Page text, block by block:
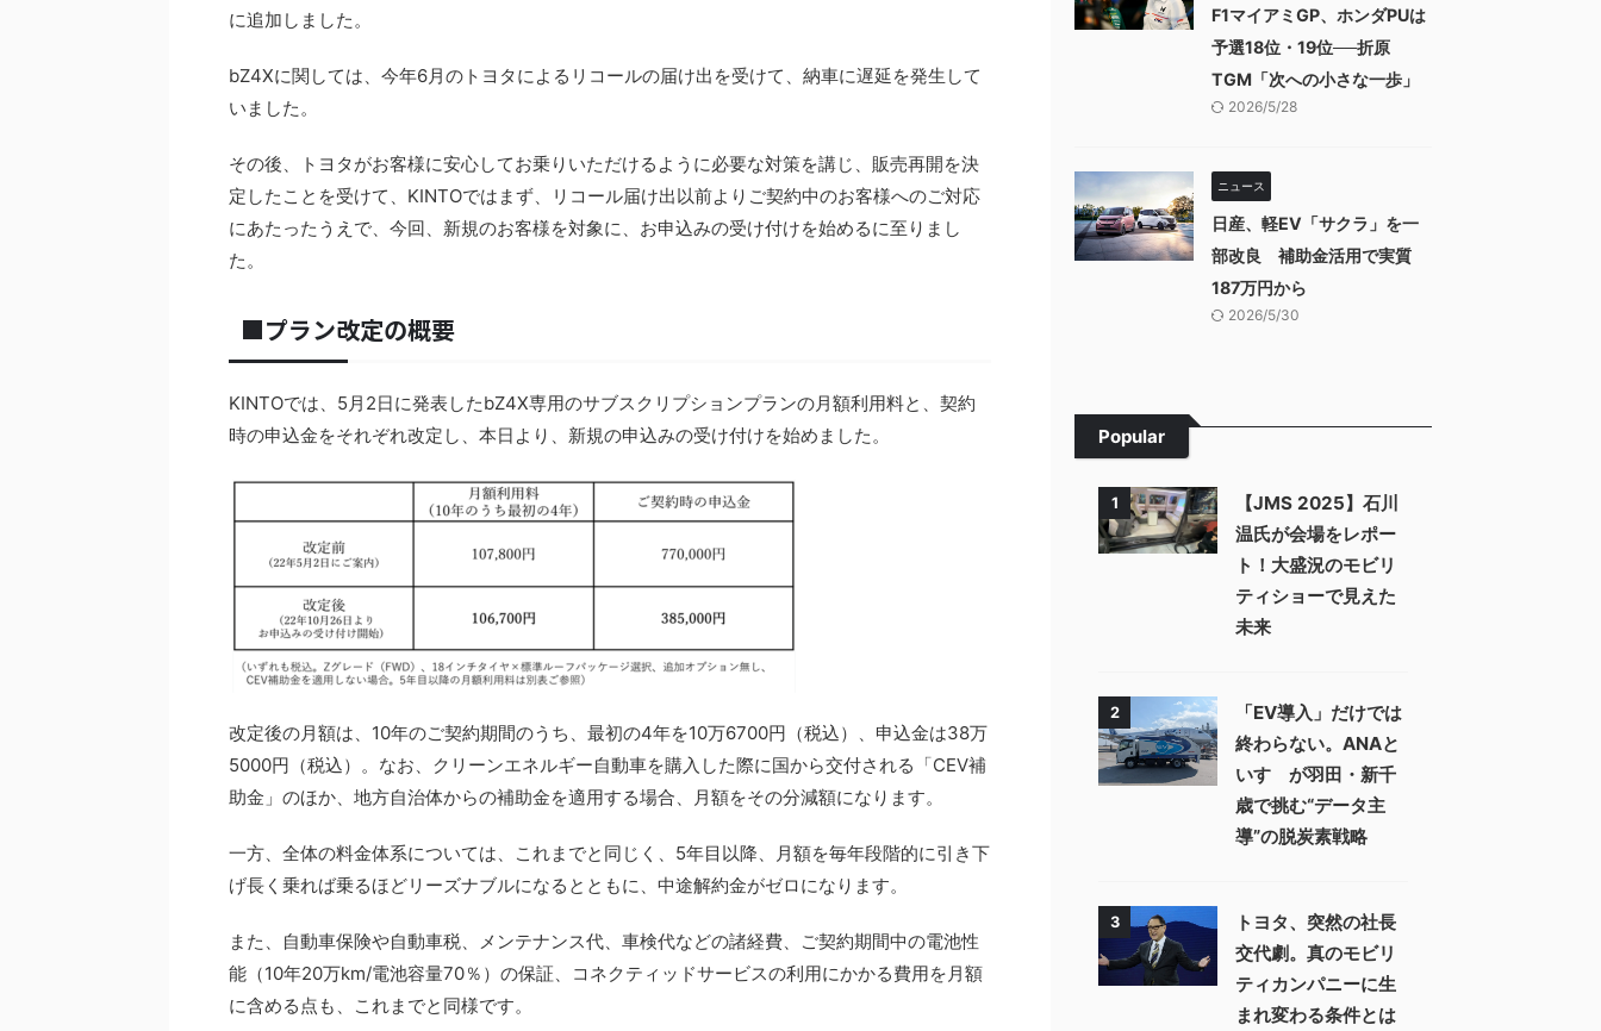
に追加しました。
bZ4Xに関しては、今年6月のトヨタによるリコールの届け出を受けて、納車に遅延を発生して
いました。
その後、トヨタがお客様に安心してお乗りいただけるように必要な対策を講じ、販売再開を決
定したことを受けて、KINTOではまず、リコール届け出以前よりご契約中のお客様へのご対応
にあたったうえで、今回、新規のお客様を対象に、お申込みの受け付けを始めるに至りまし
た。
■プラン改定の概要
KINTOでは、5月2日に発表したbZ4X専用のサブスクリプションプランの月額利用料と、契約
時の申込金をそれぞれ改定し、本日より、新規の申込みの受け付けを始めました。
改定後の月額は、10年のご契約期間のうち、最初の4年を10万6700円（税込）、申込金は38万
5000円（税込）。なお、クリーンエネルギー自動車を購入した際に国から交付される「CEV補
助金」のほか、地方自治体からの補助金を適用する場合、月額をその分減額になります。
一方、全体の料金体系については、これまでと同じく、5年目以降、月額を毎年段階的に引き下
げ長く乗れば乗るほどリーズナブルになるとともに、中途解約金がゼロになります。
また、自動車保険や自動車税、メンテナンス代、車検代などの諸経費、ご契約期間中の電池性
能（10年20万km/電池容量70％）の保証、コネクティッドサービスの利用にかかる費用を月額
に含める点も、これまでと同様です。
F1マイアミGP、ホンダPUは
予選18位・19位──折原
TGM「次への小さな一歩」
2026/5/28
ニュース
日産、軽EV「サクラ」を一
部改良 補助金活用で実質
187万円から
2026/5/30
Popular
1
【JMS 2025】石川
温氏が会場をレポー
ト！大盛況のモビリ
ティショーで見えた
未来
2
「EV導入」だけでは
終わらない。ANAと
いすゞが羽田・新千
歳で挑む“データ主
導”の脱炭素戦略
3
トヨタ、突然の社長
交代劇。真のモビリ
ティカンパニーに生
まれ変わる条件とは